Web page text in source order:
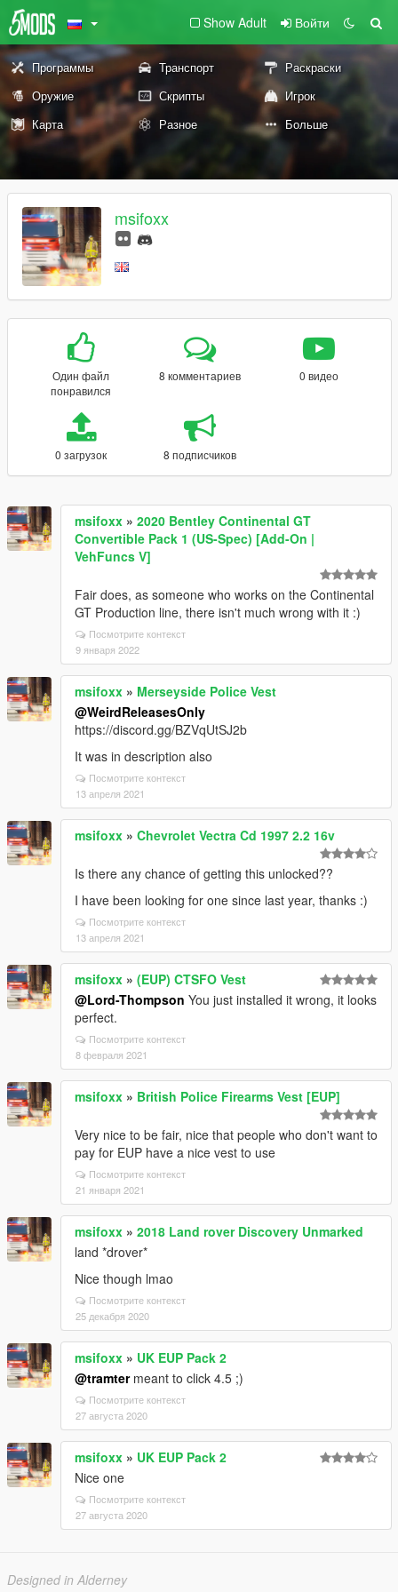
Show Adult Войти
Программы Транспорт
Раскраски
Оружие
Скрипты
Игрок
Карта
Разное Больше
msifoxx
Один файл
понравился
8 комментариев 0 видео
0 загрузок 8 подписчиков
msifoxx » 2020 Bentley Continental GT
Convertible Pack 1 (US-Spec) [Add-On |
VehFuncs V]
Fair does, as someone who works on the Continental
GT Production line, there isn't much wrong with it :)
Посмотрите контекст
9 января 2022
msifoxx » Merseyside Police Vest
@WeirdReleasesOnly
https://discord.gg/BZVqUtSJ2b
It was in description also
Посмотрите контекст
13 апреля 2021
msifoxx » Chevrolet Vectra Cd 1997 2.2 16v
Is there any chance of getting this unlocked??
I have been looking for one since last year, thanks :)
Посмотрите контекст
13 апреля 2021
msifoxx » (EUP) CTSFO Vest
@Lord-Thompson You just installed it wrong, it looks
perfect.
Посмотрите контекст
8 февраля 2021
msifoxx » British Police Firearms Vest [EUP]
Very nice to be fair, nice that people who don't want to
pay for EUP have a nice vest to use
Посмотрите контекст
21 января 2021
msifoxx » 2018 Land rover Discovery Unmarked
land *drover*
Nice though lmao
Посмотрите контекст
25 декабря 2020
msifoxx » UK EUP Pack 2
@tramtermeant to click 4.5 ;)
Посмотрите контекст
27 августа 2020
msifoxx » UK EUP Pack 2
Nice one
Посмотрите контекст
27 августа 2020
Designed in Alderney